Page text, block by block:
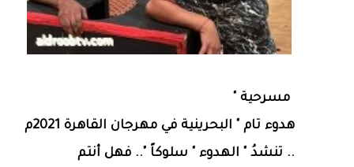
مسرحية "
هدوء تام " البحرينية في مهرجان القاهرة 2021م
.. تنشدُ " الهدوء " سلوكاً ".. فهل أنتم